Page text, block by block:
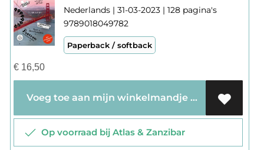
Nederlands | 31-03-2023 | 128 pagina's
9789018049782
Paperback / softback
€16,50
Voeg toe aan mijn winkelmandje
Op voorraad bij Atlas & Zanzibar